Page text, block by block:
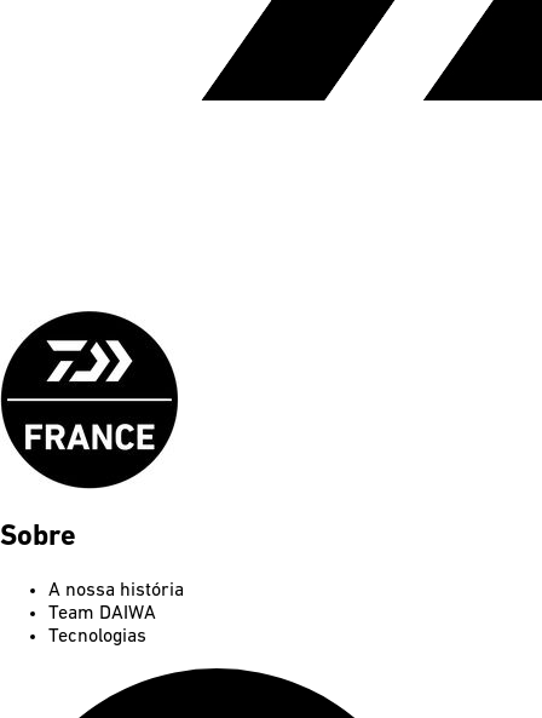
Sobre
A nossa história
Team DAIWA
Tecnologias